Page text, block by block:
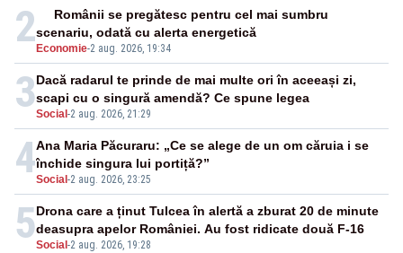
2 Economie-2 aug. 2026, 19:34
Românii se pregătesc pentru cel mai sumbru
scenariu, odată cu alerta energetică
3Social -2 aug. 2026, 21:29
Dacă radarul te prinde de mai multe ori în aceeași zi,
scapi cu o singură amendă? Ce spune legea
4Social -2 aug. 2026, 23:25
Ana Maria Păcuraru: „Ce se alege de un om căruia i se
închide singura lui portiță?”
5Social -2 aug. 2026, 19:28
Drona care a ținut Tulcea în alertă a zburat 20 de minute
deasupra apelor României. Au fost ridicate două F-16